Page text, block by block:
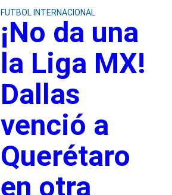
FUTBOL INTERNACIONAL
¡No da una
la Liga MX!
Dallas
venció a
Querétaro
en otra